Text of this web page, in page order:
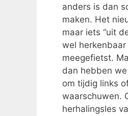
anders is dan
maken. Het
maar iets “uit
wel
meegefietst.
dan hebben
om tijdig links
waarschuwen.
herhalingsles